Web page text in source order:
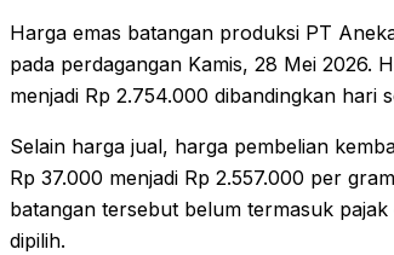
Harga emas batangan produksi PT
pada perdagangan Kamis, 28 Mei 2026.
menjadi Rp 2.754.000 dibandingkan hari
Selain harga jual, harga pembelian
Rp 37.000 menjadi Rp 2.557.000 per
batangan tersebut belum termasuk
dipilih.